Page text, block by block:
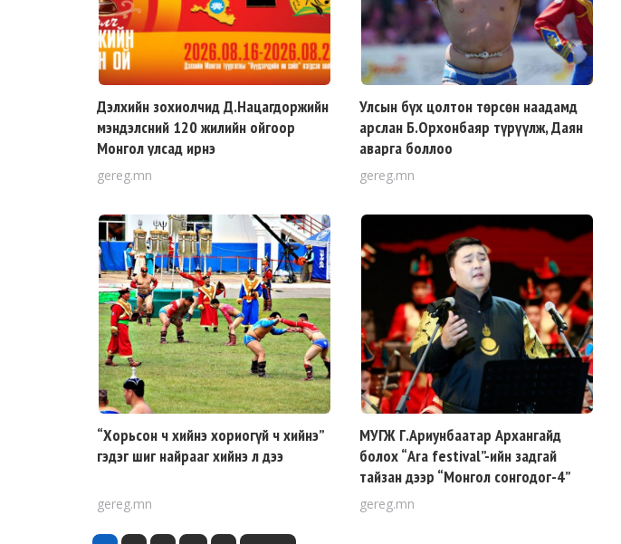
Дэлхийн зохиолчид Д.Нацагдоржийн
мэндэлсний 120 жилийн ойгоор
Монгол улсад ирнэ
gereg.mn
Улсын бүх цолтон төрсөн наадамд
арслан Б.Орхонбаяр түрүүлж, Даян
аварга боллоо
gereg.mn
“Хорьсон ч хийнэ хориогүй ч хийнэ”
гэдэг шиг найрааг хийнэ л дээ
gereg.mn
МУГЖ Г.Ариунбаатар Архангайд
болох “Ara festival”-ийн задгай
тайзан дээр “Монгол сонгодог-4”
тоглолтоо хийхээр болжээ
gereg.mn